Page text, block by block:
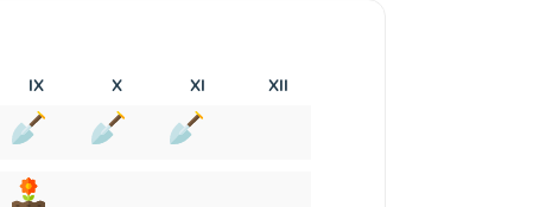
IX X XI XII